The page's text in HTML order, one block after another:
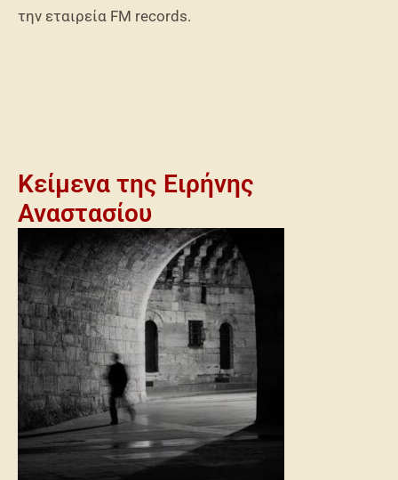
την εταιρεία FM records.
Κείμενα της Ειρήνης
Αναστασίου